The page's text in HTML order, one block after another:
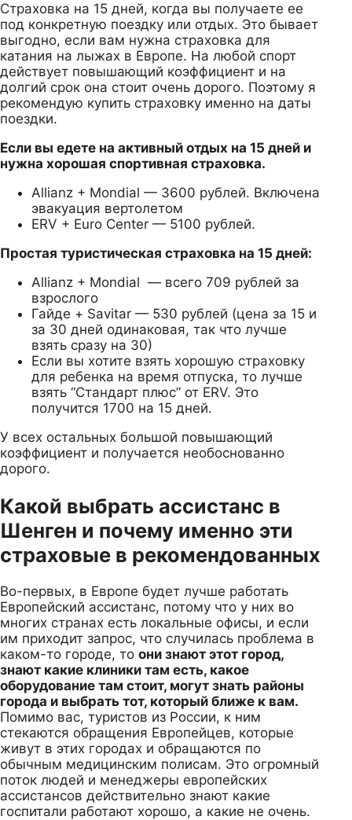
Страховка на 15 дней, когда вы получаете ее
под конкретную поездку или отдых. Это бывает
выгодно, если вам нужна страховка для
катания на лыжах в Европе. На любой спорт
действует повышающий коэффициент и на
долгий срок она стоит очень дорого. Поэтому я
рекомендую купить страховку именно на даты
поездки.
Если вы едете на активный отдых на 15 дней и
нужна хорошая спортивная страховка.
Allianz + Mondial — 3600 рублей. Включена
эвакуация вертолетом
ERV + Euro Center — 5100 рублей.
Простая туристическая страховка на 15 дней:
Allianz + Mondial — всего 709 рублей за
взрослого
Гайде + Savitar — 530 рублей (цена за 15 и
за 30 дней одинаковая, так что лучше
взять сразу на 30)
Если вы хотите взять хорошую страховку
для ребенка на время отпуска, то лучше
взять “Стандарт плюс” от ERV. Это
получится 1700 на 15 дней.
У всех остальных большой повышающий
коэффициент и получается необоснованно
дорого.
Какой выбрать ассистанс в
Шенген и почему именно эти
страховые в рекомендованных
Во-первых, в Европе будет лучше работать
Европейский ассистанс, потому что у них во
многих странах есть локальные офисы, и если
им приходит запрос, что случилась проблема в
каком-то городе, то они знают этот город,
знают какие клиники там есть, какое
оборудование там стоит, могут знать районы
города и выбрать тот, который ближе к вам.
Помимо вас, туристов из России, к ним
стекаются обращения Европейцев, которые
живут в этих городах и обращаются по
обычным медицинским полисам. Это огромный
поток людей и менеджеры европейских
ассистансов действительно знают какие
госпитали работают хорошо, а какие не очень.